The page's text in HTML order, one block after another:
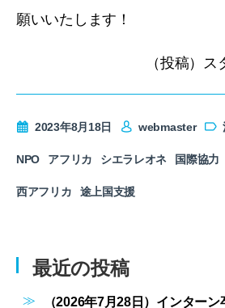
最近の投稿
（2026年7月28日）インター
願いいたします！
（投稿）
2023年8月18日 webmaster
NPO アフリカ シエラレオネ 国際協力
西アフリカ 途上国支援